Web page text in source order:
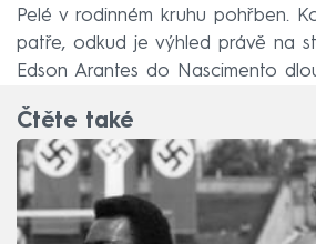
Pelé v rodinném kruhu pohřben.
patře, odkud je výhled právě na
Edson Arantes do Nascimento
Čtěte také